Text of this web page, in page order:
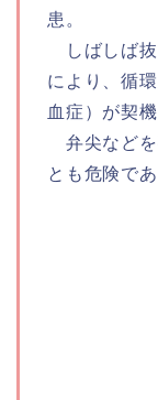
患。
しばしば抜
により、循
血症）が契機
弁尖などを
とも危険であ